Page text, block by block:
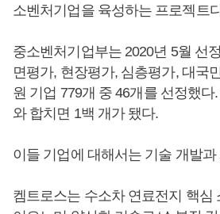
소벤처기업을 육성하는 프로젝트
중소벤처기업부는 2020년 5월 선
면평가, 현장평가, 심층평가, 대국
원 기업 779개 중 46개를 선정했다
와 합치면 1백 개가 됐다.
이들 기업에 대해서는 기술 개발
켐트로스는 수소차 연료전지 핵심